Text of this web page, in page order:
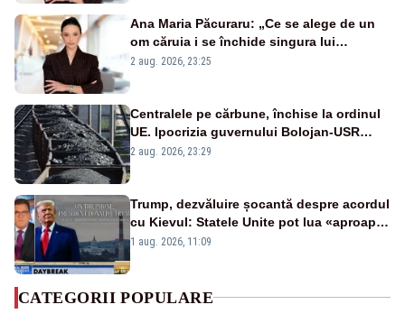
Ana Maria Păcuraru: „Ce se alege de un
om căruia i se închide singura lui
portiță?”
2 aug. 2026, 23:25
Centralele pe cărbune, închise la ordinul
UE. Ipocrizia guvernului Bolojan-USR
după starea de alertă
2 aug. 2026, 23:29
Trump, dezvăluire șocantă despre acordul
cu Kievul: Statele Unite pot lua «aproape
tot ce vor» din minele Ucrainei”
1 aug. 2026, 11:09
CATEGORII POPULARE